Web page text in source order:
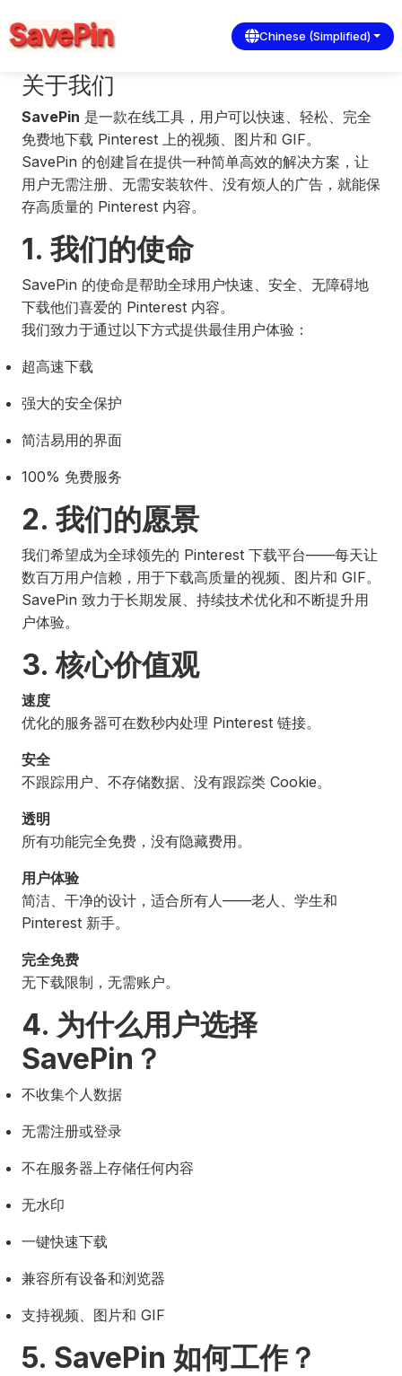
Chinese (Simplified)
关于我们
SavePin 是一款在线工具，用户可以快速、轻松、完全
免费地下载 Pinterest 上的视频、图片和 GIF。
SavePin 的创建旨在提供一种简单高效的解决方案，让
用户无需注册、无需安装软件、没有烦人的广告，就能保
存高质量的 Pinterest 内容。
1. 我们的使命
SavePin 的使命是帮助全球用户快速、安全、无障碍地
下载他们喜爱的 Pinterest 内容。
我们致力于通过以下方式提供最佳用户体验：
超高速下载
强大的安全保护
简洁易用的界面
100% 免费服务
2. 我们的愿景
我们希望成为全球领先的 Pinterest 下载平台——每天让
数百万用户信赖，用于下载高质量的视频、图片和 GIF。
SavePin 致力于长期发展、持续技术优化和不断提升用
户体验。
3. 核心价值观
速度
优化的服务器可在数秒内处理 Pinterest 链接。
安全
不跟踪用户、不存储数据、没有跟踪类 Cookie。
透明
所有功能完全免费，没有隐藏费用。
用户体验
简洁、干净的设计，适合所有人——老人、学生和
Pinterest 新手。
完全免费
无下载限制，无需账户。
4. 为什么用户选择
SavePin？
不收集个人数据
无需注册或登录
不在服务器上存储任何内容
无水印
一键快速下载
兼容所有设备和浏览器
支持视频、图片和 GIF
5. SavePin 如何工作？